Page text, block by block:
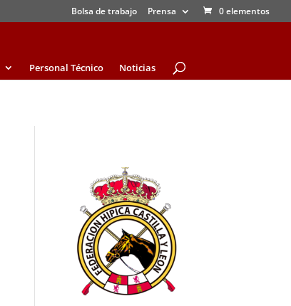
Bolsa de trabajo Prensa 0 elementos
Personal Técnico Noticias